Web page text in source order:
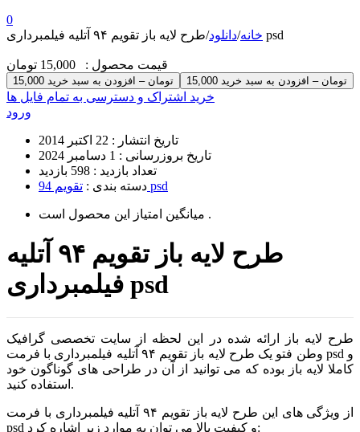
0
خانه/دانلود/ طرح لایه باز تقویم ۹۴ آتلیه فیلمبرداری psd
قیمت محصول : 15,000 تومان
15,000 تومان – افزودن به سبد خرید
خرید اشتراک و دسترسی به تمام فایل ها
ورود
تاریخ انتشار : 22 اکتبر 2014
تاریخ بروزرسانی : 1 دسامبر 2024
تعداد بازدید : 598 بازدید
دسته بندی : تقویم 94 psd
میانگین امتیاز این محصول است .
طرح لایه باز تقویم ۹۴ آتلیه
فیلمبرداری psd
طرح لایه باز ارائه شده در این لحظه از سایت تخصصی گرافیک
وطن فتو یک طرح لایه باز تقویم ۹۴ آتلیه فیلمبرداری با فرمت psd و
کاملا لایه باز بوده که می توانید از آن در طراحی های گوناگون خود
استفاده کنید.
از ویژگی های این طرح لایه باز تقویم ۹۴ آتلیه فیلمبرداری با فرمت
psd و کیفیت بالا می توان به موارد زیر اشاره کرد: